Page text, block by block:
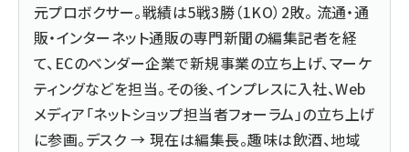
元プロボクサー。戦績は5戦3勝（1KO）2敗。 流通・通
販・インターネット通販の専門新聞の編集記者を経
て、ECのベンダー企業で新規事業の立ち上げ、マーケ
ティングなどを担当。その後、インプレスに入社、Web
メディア「ネットショップ担当者フォーラム」の立ち上げ
に参画。デスク → 現在は編集長。趣味は飲酒、地域